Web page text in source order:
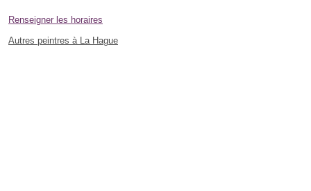
Renseigner les horaires
Autres peintres à La Hague